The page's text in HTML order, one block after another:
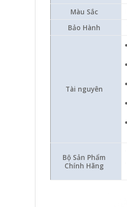
Màu Sắc
Bảo Hành
Tài nguyên
Bộ Sản Phẩm
Chính Hãng